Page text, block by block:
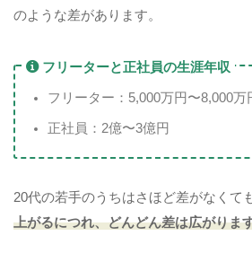
のような差があります。
フリーターと正社員の生涯年収
フリーター：5,000万円〜8,000万
正社員：2億〜3億円
20代の若手のうちはさほど差がなくて
上がるにつれ、どんどん差は広がりま